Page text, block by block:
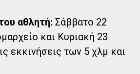
αθλητή: Σάββατο 22
και Κυριακή 23
εκκινήσεις των 5 χλμ και